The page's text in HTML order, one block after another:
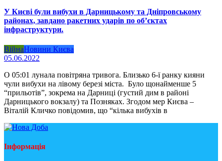
У Києві були вибухи в Дарницькому та Дніпровському
районах, завдано ракетних ударів по об’єктах
інфраструктури.
ВійнаНовини Києва
05.06.2022
О 05:01 лунала повітряна тривога. Близько 6-ї ранку кияни
чули вибухи на лівому березі міста. Було щонайменше 5
“прильотів”, зокрема на Дарниці (густий дим в районі
Дарницького вокзалу) та Позняках. Згодом мер Києва –
Віталій Кличко повідомив, що “кілька вибухів в
Інформація